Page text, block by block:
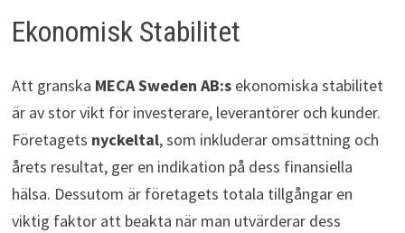
Ekonomisk Stabilitet
Att granska MECA Sweden AB:sekonomiska stabilitet
är av stor vikt för investerare, leverantörer och kunder.
Företagets nyckeltal, som inkluderar omsättning och
årets resultat, ger en indikation på dess finansiella
hälsa. Dessutom är företagets totala tillgångar en
viktig faktor att beakta när man utvärderar dess